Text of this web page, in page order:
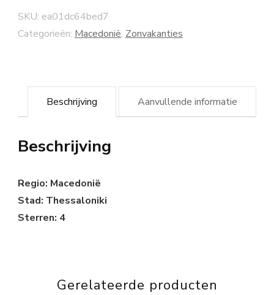
SKU: ea01dc64bed7
Categorieën: Macedonië, Zonvakanties
Beschrijving Aanvullende informatie
Beschrijving
Regio: Macedonië
Stad: Thessaloniki
Sterren: 4
Gerelateerde producten